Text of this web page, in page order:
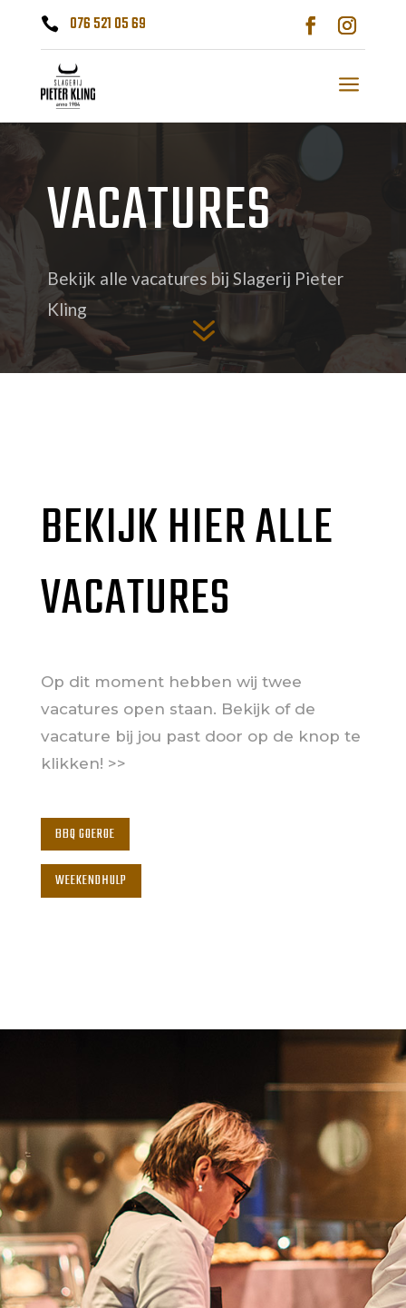
 076 521 05 69
a
VACATURES
Bekijk alle vacatures bij Slagerij Pieter
Kling
7
BEKIJK HIER ALLE
VACATURES
Op dit moment hebben wij twee
vacatures open staan. Bekijk of de
vacature bij jou past door op de knop te
klikken! >>
BBQ GOEROE
WEEKENDHULP